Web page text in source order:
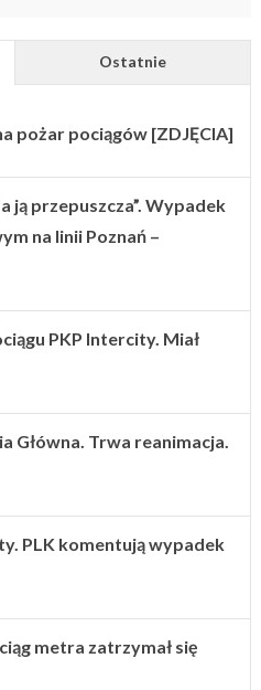
Ostatnie
pożar pociągów [ZDJĘCIA]
ją przepuszcza”. Wypadek
na linii Poznań –
PKP Intercity. Miał
Główna. Trwa reanimacja.
PLK komentują wypadek
metra zatrzymał się